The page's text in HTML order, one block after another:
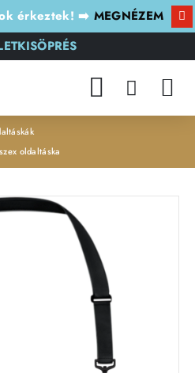
érkeztek! ➡️ MEGNÉZEM
oldaltáska